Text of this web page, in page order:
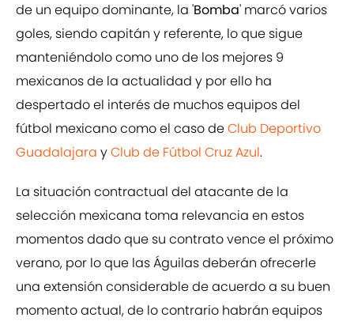
de un equipo dominante, la 'Bomba' marcó varios
goles, siendo capitán y referente, lo que sigue
manteniéndolo como uno de los mejores 9
mexicanos de la actualidad y por ello ha
despertado el interés de muchos equipos del
fútbol mexicano como el caso deClub Deportivo
Guadalajara yClub de Fútbol Cruz Azul.
La situación contractual del atacante de la
selección mexicana toma relevancia en estos
momentos dado que su contrato vence el próximo
verano, por lo que las Águilas deberán ofrecerle
una extensión considerable de acuerdo a su buen
momento actual, de lo contrario habrán equipos